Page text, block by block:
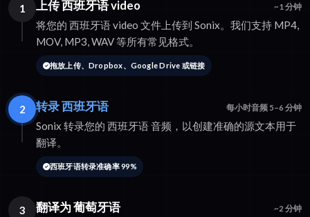
1 上传 西班牙语 video ~1 分钟
将您的 西班牙语 video 文件上传到 Sonix。我们支持 MP4,
MOV, MP3, WAV 等所有常见格式。
拖放上传、Dropbox、Google Drive 或链接
2 转录 西班牙语 每小时音频 5–6 分钟
Sonix 转录您的 西班牙语 音频，以创建准确的源文本用于
翻译。
西班牙语转录准确率 99%
3 翻译为 葡萄牙语 ~2 分钟